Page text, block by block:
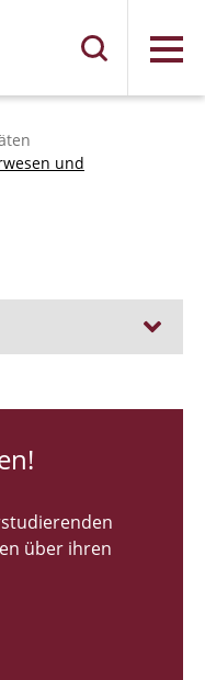
Menü
und
über ihren